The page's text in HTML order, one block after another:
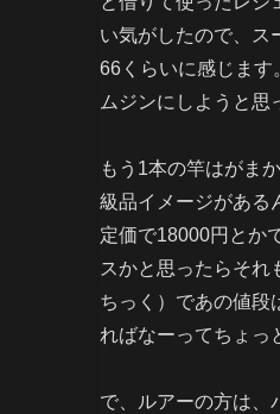
い気がしたので、ス
66くらいに感じます
ムジンにしようと思
もう1本の竿はがま
級品イメージがある
定価で18000円とか
スかと思ったらそれ
ちっく）であの値段
ればなーってちょっ
で、ルアーの方は、